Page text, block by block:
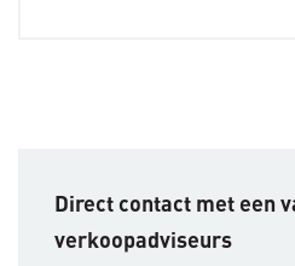
Direct contact met een
verkoopadviseurs